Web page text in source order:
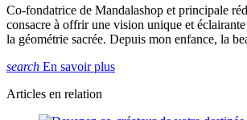
Co-fondatrice de Mandalashop et principale
consacre à offrir une vision unique et
la géométrie sacrée. Depuis mon enfance, la
search En savoir plus
Articles en relation